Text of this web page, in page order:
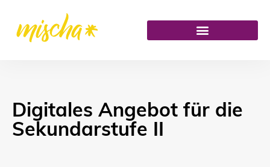
Digitales Angebot für die
Sekundarstufe II